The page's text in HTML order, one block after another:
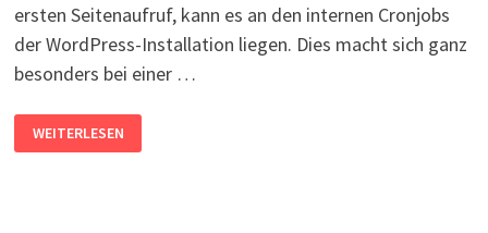
ersten Seitenaufruf, kann es an den internen Cronjobs
der WordPress-Installation liegen. Dies macht sich ganz
besonders bei einer …
WORDPRESS
SCHNELLER
MACHEN
WEITERLESEN